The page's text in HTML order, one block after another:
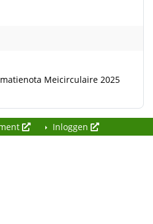
Meicirculaire 2025
Inloggen